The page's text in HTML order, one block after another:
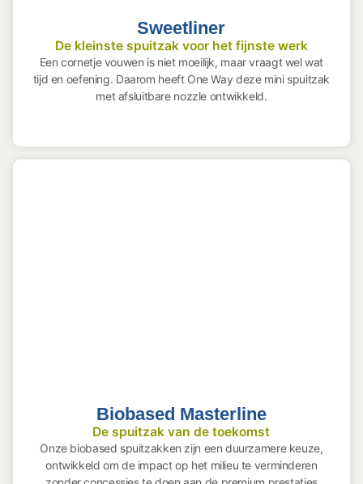
Sweetliner
De kleinste spuitzak voor het fijnste werk
Een cornetje vouwen is niet moeilijk, maar vraagt wel wat
tijd en oefening. Daarom heeft One Way deze mini spuitzak
met afsluitbare nozzle ontwikkeld.
Biobased Masterline
De spuitzak van de toekomst
Onze biobased spuitzakken zijn een duurzamere keuze,
ontwikkeld om de impact op het milieu te verminderen